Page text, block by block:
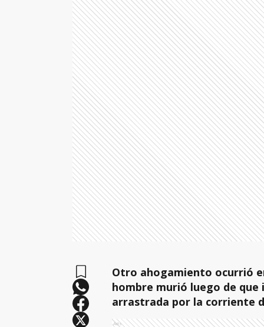
Otro ahogamiento ocurrió
hombre murió luego de
arrastrada por la corriente
Ads